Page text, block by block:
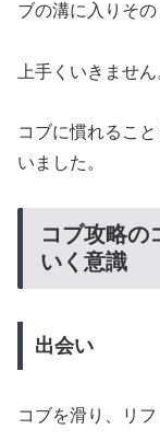
ブの溝に入りその
上手くいきません
コブに慣れるこ
いました。
コブ攻略の
いく意識
出会い
コブを滑り、リ